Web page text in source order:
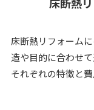
床断熱リフォーム
造や目的に合わせて
それぞれの特徴と